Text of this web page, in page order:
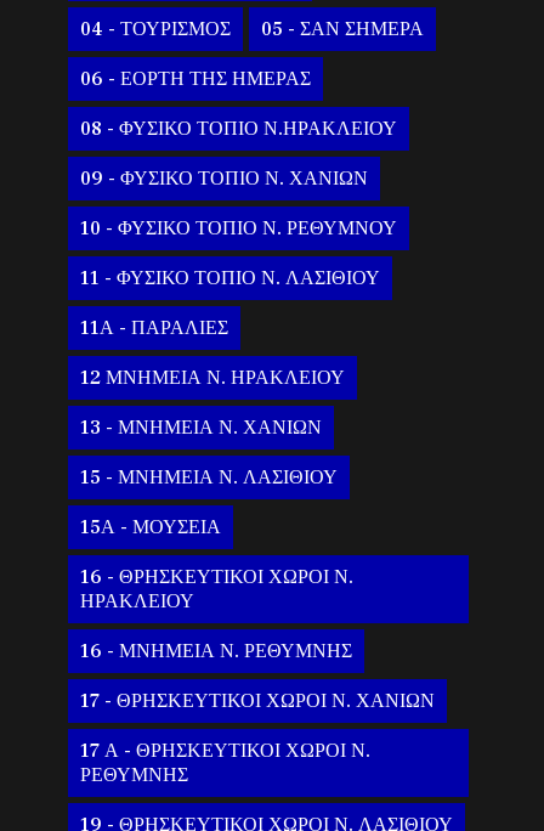
04 - ΤΟΥΡΙΣΜΟΣ 05 - ΣΑΝ ΣΗΜΕΡΑ
06 - ΕΟΡΤΗ ΤΗΣ ΗΜΕΡΑΣ
08 - ΦΥΣΙΚΟ ΤΟΠΙΟ Ν.ΗΡΑΚΛΕΙΟΥ
09 - ΦΥΣΙΚΟ ΤΟΠΙΟ Ν. ΧΑΝΙΩΝ
10 - ΦΥΣΙΚΟ ΤΟΠΙΟ Ν. ΡΕΘΥΜΝΟΥ
11 - ΦΥΣΙΚΟ ΤΟΠΙΟ Ν. ΛΑΣΙΘΙΟΥ
11Α - ΠΑΡΑΛΙΕΣ
12 ΜΝΗΜΕΙΑ Ν. ΗΡΑΚΛΕΙΟΥ
13 - ΜΝΗΜΕΙΑ Ν. ΧΑΝΙΩΝ
15 - ΜΝΗΜΕΙΑ Ν. ΛΑΣΙΘΙΟΥ
15Α - ΜΟΥΣΕΙΑ
16 - ΘΡΗΣΚΕΥΤΙΚΟΙ ΧΩΡΟΙ Ν.
ΗΡΑΚΛΕΙΟΥ
16 - ΜΝΗΜΕΙΑ Ν. ΡΕΘΥΜΝΗΣ
17 - ΘΡΗΣΚΕΥΤΙΚΟΙ ΧΩΡΟΙ Ν. ΧΑΝΙΩΝ
17 Α - ΘΡΗΣΚΕΥΤΙΚΟΙ ΧΩΡΟΙ Ν.
ΡΕΘΥΜΝΗΣ
19 - ΘΡΗΣΚΕΥΤΙΚΟΙ ΧΩΡΟΙ Ν. ΛΑΣΙΘΙΟΥ